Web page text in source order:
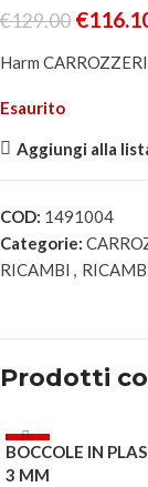
€129.00 €
Harm
Esaurito
Aggiungi alla
COD: 1491004
Categorie:
RICAMBI ,
Prodotti
-5%
BOCCOLE IN
3 MM